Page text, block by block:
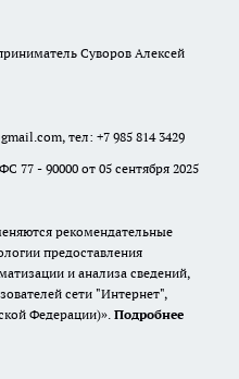
Суворов Алексей
тел: +7 985 814 3429
77 - 90000 от 05 сентября 2025
рекомендательные
предоставления
и анализа сведений,
сети "Интернет",
Федерации)». Подробнее